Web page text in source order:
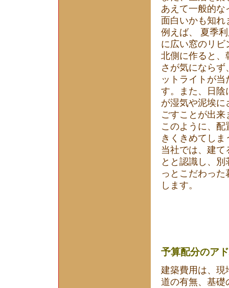
あえて一般的な
面白いかも知れ
例えば、 夏季
に広い窓のリビ
北側に作ると、
さが気になら
ットライトが
す。また、日陰
が湿気や泥埃に
ごすことが出来
このように、
きくきめてし
当社では、建て
とと認識し、
っとこだわっ
します。
予算配分のア
建築費用は、現
道の有無、基礎